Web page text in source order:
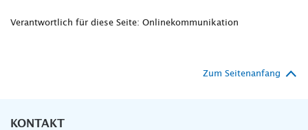
Verantwortlich für diese Seite: Onlinekommunikation
Zum Seitenanfang
KONTAKT